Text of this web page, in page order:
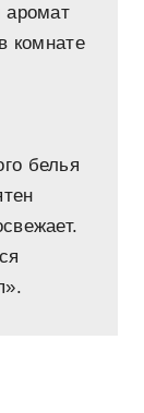
аромат
комнате
белья